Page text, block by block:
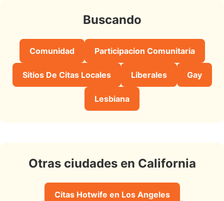
Buscando
Comunidad Participacion Comunitaria
Sitios De Citas Locales Liberales Gay
Lesbiana
Otras ciudades en California
Citas Hotwife en Los Angeles